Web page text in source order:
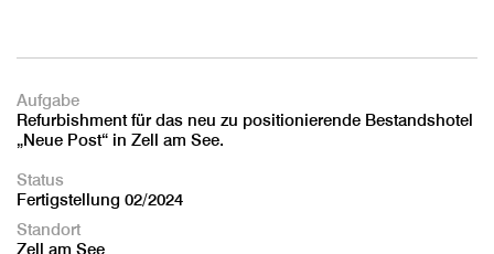
Aufgabe
Refurbishment für das neu zu positionierende Bestandshotel
„Neue Post“ in Zell am See.
Status
Fertigstellung 02/2024
Standort
Zell am See